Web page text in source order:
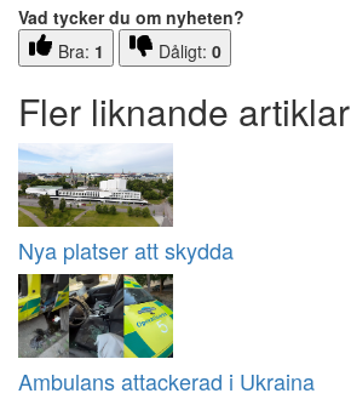
Vad tycker du om nyheten?
Bra: 1 Dåligt: 0
Fler liknande artiklar
Nya platser att skydda
Ambulans attackerad i Ukraina